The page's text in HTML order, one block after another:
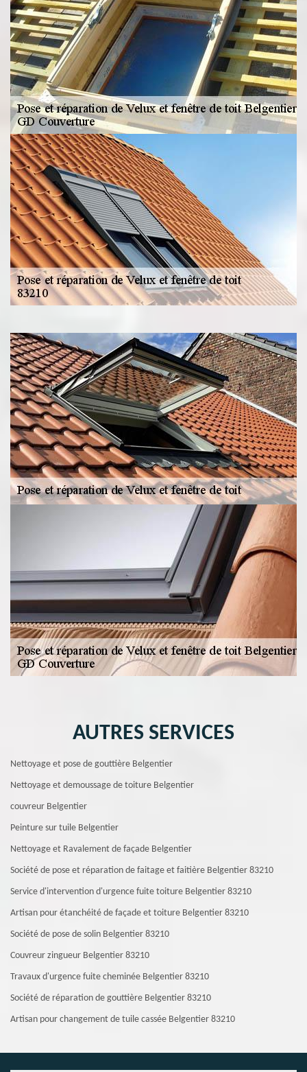
AUTRES SERVICES
Nettoyage et pose de gouttière Belgentier
Nettoyage et demoussage de toiture Belgentier
couvreur Belgentier
Peinture sur tuile Belgentier
Nettoyage et Ravalement de façade Belgentier
Société de pose et réparation de faitage et faitière Belgentier 83210
Service d'intervention d'urgence fuite toiture Belgentier 83210
Artisan pour étanchéité de façade et toiture Belgentier 83210
Société de pose de solin Belgentier 83210
Couvreur zingueur Belgentier 83210
Travaux d'urgence fuite cheminée Belgentier 83210
Société de réparation de gouttière Belgentier 83210
Artisan pour changement de tuile cassée Belgentier 83210